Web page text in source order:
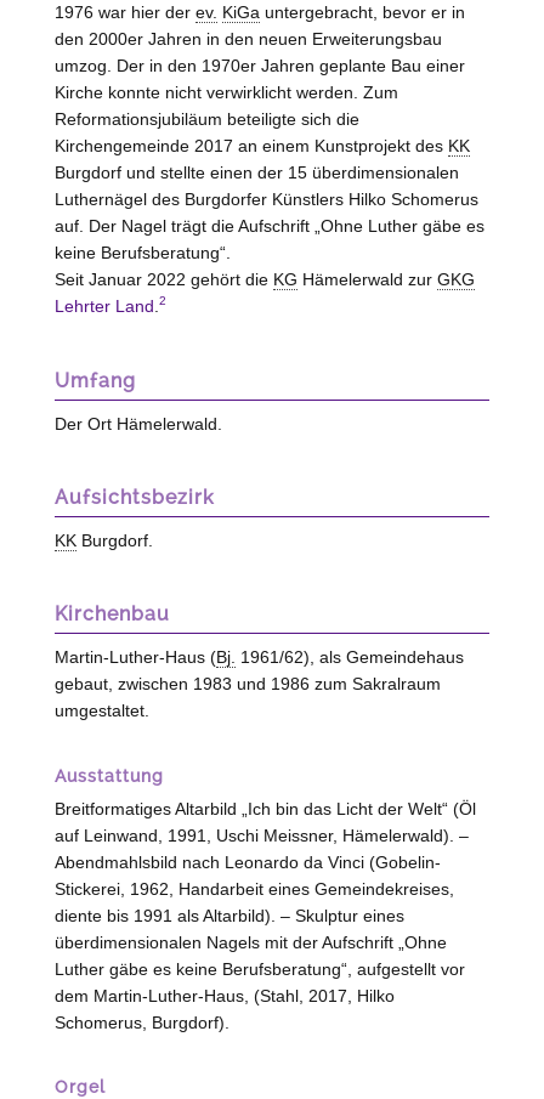
1976 war hier der ev. KiGa untergebracht, bevor er in
den 2000er Jahren in den neuen Erweiterungsbau
umzog. Der in den 1970er Jahren geplante Bau einer
Kirche konnte nicht verwirklicht werden. Zum
Reformationsjubiläum beteiligte sich die
Kirchengemeinde 2017 an einem Kunstprojekt des KK
Burgdorfund stellte einen der 15 überdimensionalen
Luthernägel des Burgdorfer Künstlers Hilko Schomerus
auf. Der Nagel trägt die Aufschrift „Ohne Luther gäbe es
keine Berufsberatung“.
Seit Januar 2022 gehört die KG Hämelerwald zur GKG
Lehrter Land 2
Umfang
Der Ort Hämelerwald.
Aufsichtsbezirk
KK Burgdorf.
Kirchenbau
Martin-Luther-Haus (Bj. 1961/62), als Gemeindehaus
gebaut, zwischen 1983 und 1986 zum Sakralraum
umgestaltet.
Ausstattung
Breitformatiges Altarbild „Ich bin das Licht der Welt“ (Öl
auf Leinwand, 1991, Uschi Meissner, Hämelerwald). –
Abendmahlsbild nach Leonardo da Vinci (Gobelin-
Stickerei, 1962, Handarbeit eines Gemeindekreises,
diente bis 1991 als Altarbild). – Skulptur eines
überdimensionalen Nagels mit der Aufschrift „Ohne
Luther gäbe es keine Berufsberatung“, aufgestellt vor
dem Martin-Luther-Haus, (Stahl, 2017, Hilko
Schomerus, Burgdorf).
Orgel